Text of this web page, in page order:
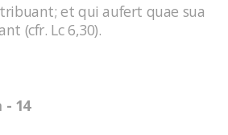
et qui aufert quae sua
(cfr. Lc 6,30).
- 14